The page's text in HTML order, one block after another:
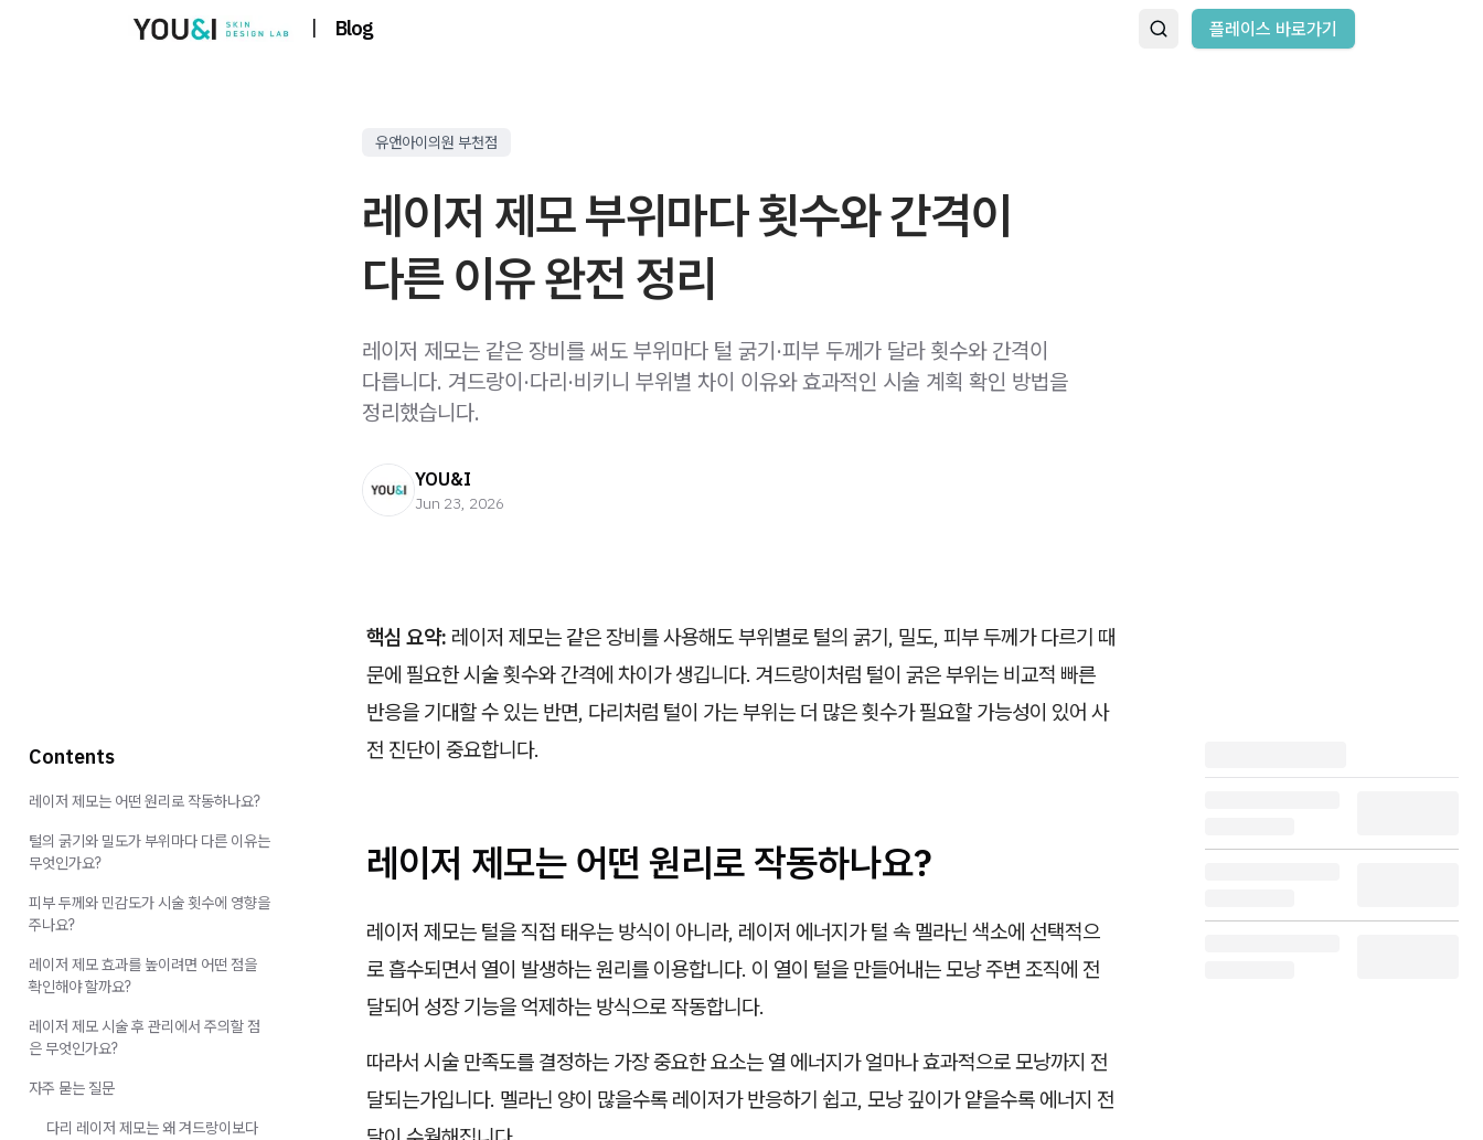
| Blog 플레이스 바로가기
유앤아이의원 부천점
레이저 제모 부위마다 횟수와 간격이
다른 이유 완전 정리
레이저 제모는 같은 장비를 써도 부위마다 털 굵기·피부 두께가 달라 횟수와 간격이
다릅니다. 겨드랑이·다리·비키니 부위별 차이 이유와 효과적인 시술 계획 확인 방법을
정리했습니다.
YOU&I
Jun 23, 2026
핵심 요약: 레이저 제모는 같은 장비를 사용해도 부위별로 털의 굵기, 밀도, 피부 두께가 다르기 때
문에 필요한 시술 횟수와 간격에 차이가 생깁니다. 겨드랑이처럼 털이 굵은 부위는 비교적 빠른
반응을 기대할 수 있는 반면, 다리처럼 털이 가는 부위는 더 많은 횟수가 필요할 가능성이 있어 사
전 진단이 중요합니다.
레이저 제모는 어떤 원리로 작동하나요?
레이저 제모는 털을 직접 태우는 방식이 아니라, 레이저 에너지가 털 속 멜라닌 색소에 선택적으
로 흡수되면서 열이 발생하는 원리를 이용합니다. 이 열이 털을 만들어내는 모낭 주변 조직에 전
달되어 성장 기능을 억제하는 방식으로 작동합니다.
따라서 시술 만족도를 결정하는 가장 중요한 요소는 열 에너지가 얼마나 효과적으로 모낭까지 전
달되는가입니다. 멜라닌 양이 많을수록 레이저가 반응하기 쉽고, 모낭 깊이가 얕을수록 에너지 전
Contents
레이저 제모는 어떤 원리로 작동하나요?
털의 굵기와 밀도가 부위마다 다른 이유는
무엇인가요?
피부 두께와 민감도가 시술 횟수에 영향을
주나요?
레이저 제모 효과를 높이려면 어떤 점을
확인해야 할까요?
레이저 제모 시술 후 관리에서 주의할 점
은 무엇인가요?
자주 묻는 질문
다리 레이저 제모는 왜 겨드랑이보다